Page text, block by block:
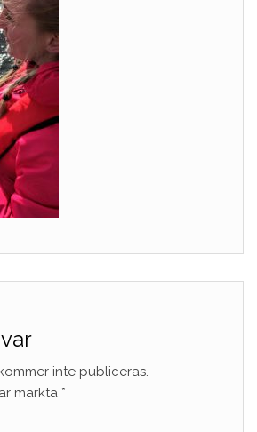
inte publiceras.
märkta *